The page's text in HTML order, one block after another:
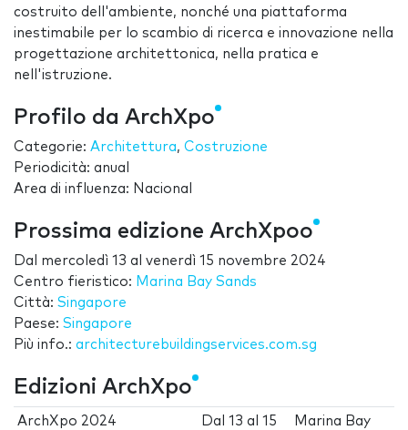
costruito dell'ambiente, nonché una piattaforma
inestimabile per lo scambio di ricerca e innovazione nella
progettazione architettonica, nella pratica e
nell'istruzione.
Profilo da ArchXpo
Categorie: Architettura, Costruzione
Periodicità: anual
Area di influenza: Nacional
Prossima edizione ArchXpoo
Dal mercoledì 13 al venerdì 15 novembre 2024
Centro fieristico: Marina Bay Sands
Città: Singapore
Paese: Singapore
Più info.: architecturebuildingservices.com.sg
Edizioni ArchXpo
ArchXpo 2024 Dal13 al15
Marina Bay